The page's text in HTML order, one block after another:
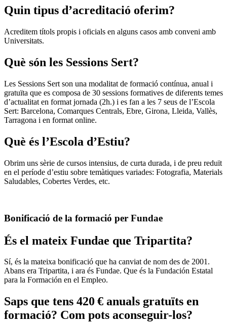
Quin tipus d’acreditació oferim?
Acreditem títols propis i oficials en alguns casos amb conveni amb
Universitats.
Què són les Sessions Sert?
Les Sessions Sert son una modalitat de formació contínua, anual i
gratuïta que es composa de 30 sessions formatives de diferents temes
d’actualitat en format jornada (2h.) i es fan a les 7 seus de l’Escola
Sert: Barcelona, Comarques Centrals, Ebre, Girona, Lleida, Vallès,
Tarragona i en format online.
Què és l’Escola d’Estiu?
Obrim uns sèrie de cursos intensius, de curta durada, i de preu reduït
en el període d’estiu sobre temàtiques variades: Fotografia, Materials
Saludables, Cobertes Verdes, etc.
Bonificació de la formació per Fundae
És el mateix Fundae que Tripartita?
Sí, és la mateixa bonificació que ha canviat de nom des de 2001.
Abans era Tripartita, i ara és Fundae. Que és la Fundación Estatal
para la Formación en el Empleo.
Saps que tens 420 € anuals gratuïts en
formació? Com pots aconseguir-los?